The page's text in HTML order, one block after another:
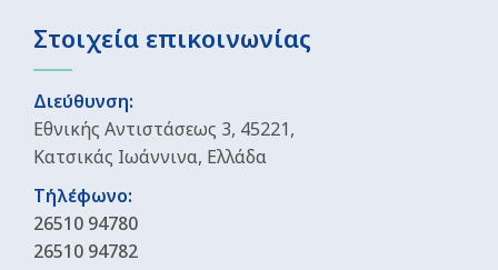
Στοιχεία επικοινωνίας
Διεύθυνση:
Εθνικής Αντιστάσεως 3, 45221,
Κατσικάς Ιωάννινα, Ελλάδα
Τήλέφωνο:
26510 94780
26510 94782